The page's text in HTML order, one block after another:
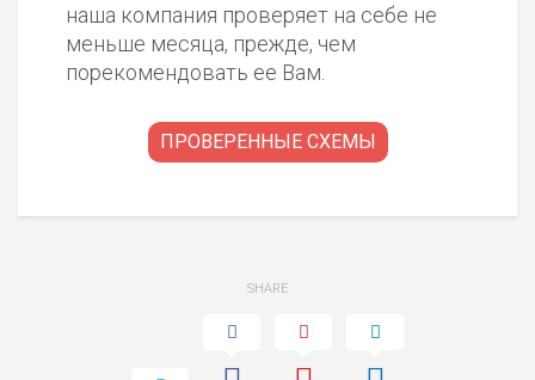
наша компания проверяет на себе не
меньше месяца, прежде, чем
порекомендовать ее Вам.
ПРОВЕРЕННЫЕ СХЕМЫ
SHARE